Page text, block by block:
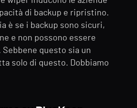
di backup e ripristino.
è se i backup sono sicuri,
e non possono essere
questo sia un
solo di questo. Dobbiamo